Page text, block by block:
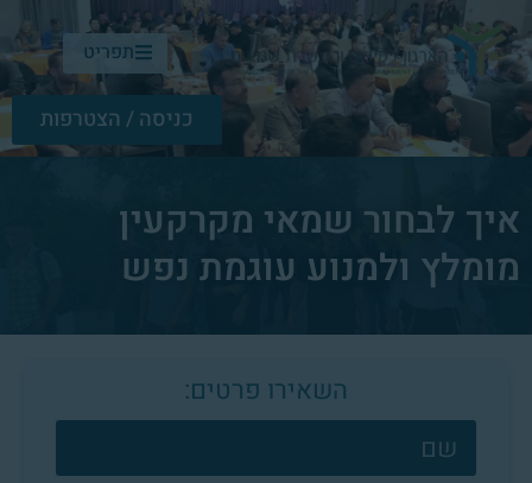
תפריט
כניסה / הצטרפות
איך לבחור שמאי מקרקעין
מומלץ ולמנוע עוגמת נפש
השאירו פרטים:
צרו
קשר